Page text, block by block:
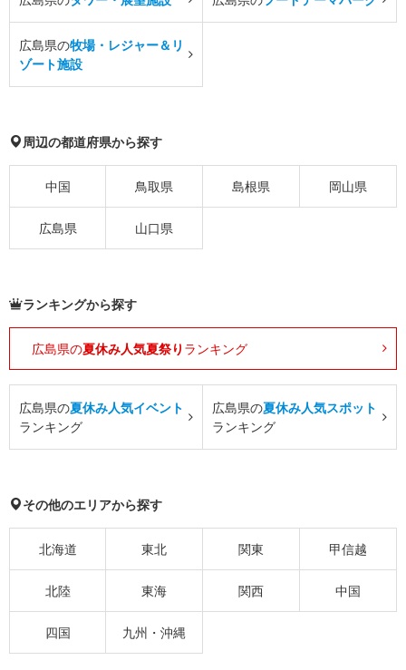
広島県の牧場・レジャー＆リ
ゾート施設
周辺の都道府県から探す
中国 鳥取県 島根県 岡山県
広島県 山口県
ランキングから探す
広島県の夏休み人気夏祭り ランキング
広島県の夏休み人気イベント
ランキング
広島県の夏休み人気スポット
ランキング
その他のエリアから探す
北海道 東北 関東 甲信越
北陸 東海 関西 中国
四国 九州・沖縄